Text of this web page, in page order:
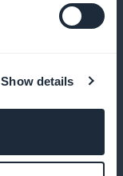
Show details